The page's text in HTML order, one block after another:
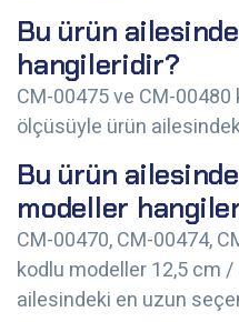
Bu ürün
hangileridir?
CM-00475 ve CM-
ölçüsüyle ürün
Bu ürün
modeller
CM-00470, CM-00474,
kodlu modeller 12,5 cm
ailesindeki en uzun